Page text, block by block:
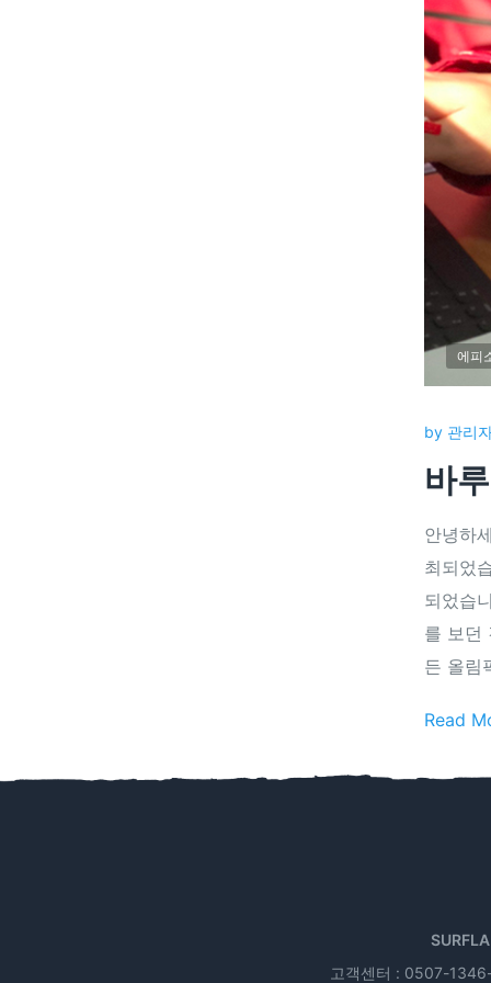
에피
by 관리
바
안녕하
최되었
되었습
를 보던
든 올림
Read
고객센터 : 0507-